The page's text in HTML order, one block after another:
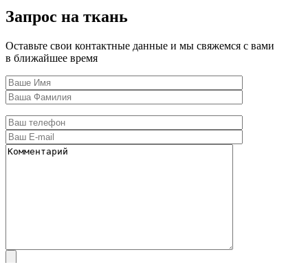
Запрос на ткань
Оставьте свои контактные данные и мы свяжемся с вами
в ближайшее время